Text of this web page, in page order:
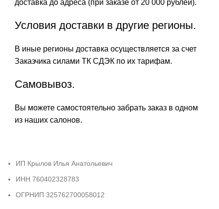
доставка до адреса (при заказе от 20 000 рублей).
Условия доставки в другие регионы.
В иные регионы доставка осуществляется за счет
Заказчика силами ТК СДЭК по их тарифам.
Самовывоз.
Вы можете самостоятельно забрать заказ в одном
из наших салонов.
ИП Крылов Илья Анатольевич
ИНН 760402328783
ОГРНИП 325762700058012